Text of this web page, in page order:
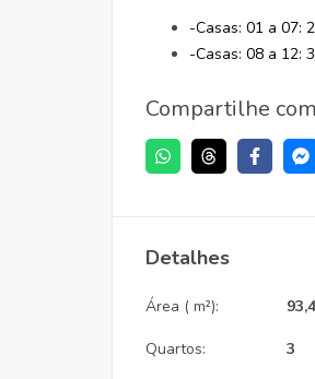
-Casas: 01 a 07:
-Casas: 08 a 12:
Compartilhe
Detalhes
Área ( m²):
Quartos: 3